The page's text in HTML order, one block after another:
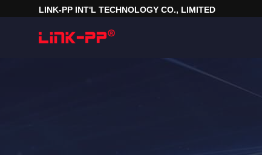
LINK-PP INT'L TECHNOLOGY CO., LIMITED